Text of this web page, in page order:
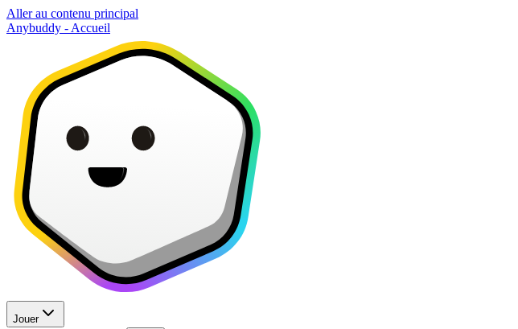
Aller au contenu principal
Anybuddy - Accueil
Jouer